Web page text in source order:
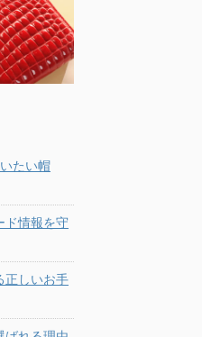
たい帽
ド情報を守
正しいお手